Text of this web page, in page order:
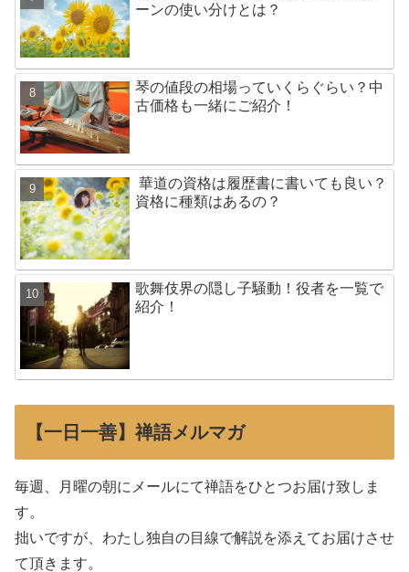
ーンの使い分けとは？
琴の値段の相場っていくらぐらい？中
古価格も一緒にご紹介！
華道の資格は履歴書に書いても良い？
資格に種類はあるの？
歌舞伎界の隠し子騒動！役者を一覧で
紹介！
【一日一善】禅語メルマガ
毎週、月曜の朝にメールにて禅語をひとつお届け致しま
す。
拙いですが、わたし独自の目線で解説を添えてお届けさせ
て頂きます。